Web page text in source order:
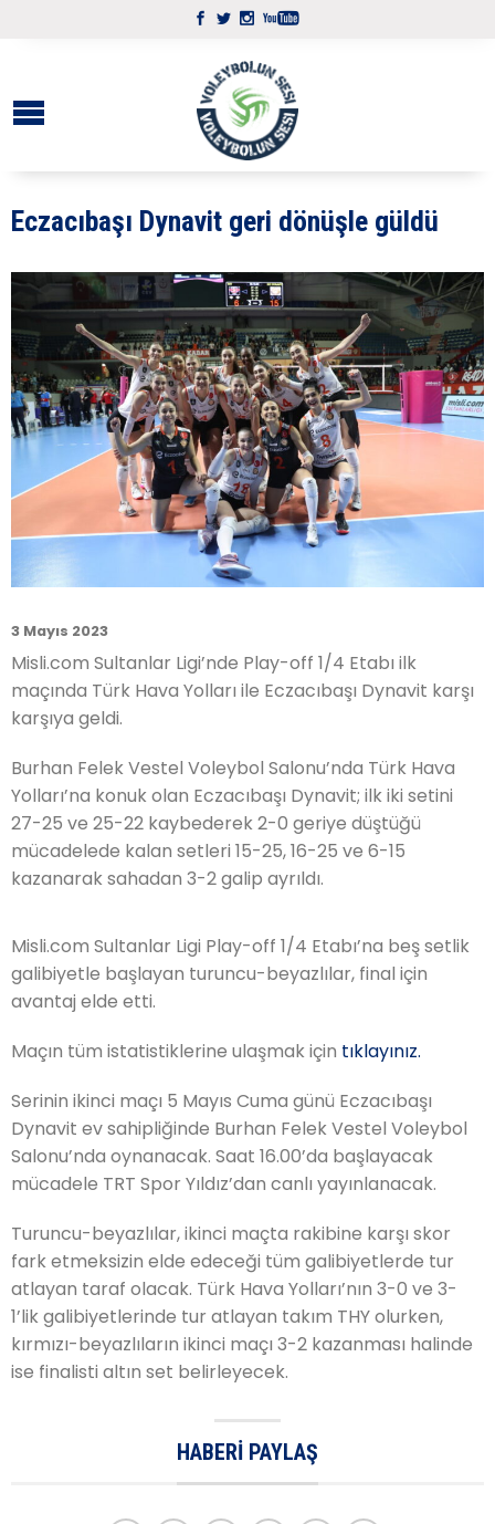
Eczacıbaşı Dynavit geri dönüşle güldü
3 Mayıs 2023
Misli.com Sultanlar Ligi’nde Play-off 1/4 Etabı ilk
maçında Türk Hava Yolları ile Eczacıbaşı Dynavit karşı
karşıya geldi.
Burhan Felek Vestel Voleybol Salonu’nda Türk Hava
Yolları’na konuk olan Eczacıbaşı Dynavit; ilk iki setini
27-25 ve 25-22 kaybederek 2-0 geriye düştüğü
mücadelede kalan setleri 15-25, 16-25 ve 6-15
kazanarak sahadan 3-2 galip ayrıldı.
Misli.com Sultanlar Ligi Play-off 1/4 Etabı’na beş setlik
galibiyetle başlayan turuncu-beyazlılar, final için
avantaj elde etti.
Maçın tüm istatistiklerine ulaşmak için tıklayınız.
Serinin ikinci maçı 5 Mayıs Cuma günü Eczacıbaşı
Dynavit ev sahipliğinde Burhan Felek Vestel Voleybol
Salonu’nda oynanacak. Saat 16.00’da başlayacak
mücadele TRT Spor Yıldız’dan canlı yayınlanacak.
Turuncu-beyazlılar, ikinci maçta rakibine karşı skor
fark etmeksizin elde edeceği tüm galibiyetlerde tur
atlayan taraf olacak. Türk Hava Yolları’nın 3-0 ve 3-
1’lik galibiyetlerinde tur atlayan takım THY olurken,
kırmızı-beyazlıların ikinci maçı 3-2 kazanması halinde
ise finalisti altın set belirleyecek.
HABERI PAYLAŞ